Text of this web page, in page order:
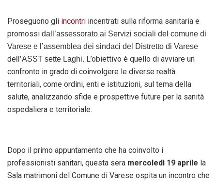
Proseguono gli incontri incentrati sulla riforma sanitaria e
promossi dall’assessorato ai Servizi sociali del comune di
Varese e l’assemblea dei sindaci del Distretto di Varese
dell’ASST sette Laghi. L’obiettivo è quello di avviare un
confronto in grado di coinvolgere le diverse realtà
territoriali, come ordini, enti e istituzioni, sul tema della
salute, analizzando sfide e prospettive future per la sanità
ospedaliera e territoriale.
Dopo il primo appuntamento che ha coinvolto i
professionisti sanitari, questa sera mercoledì 19 aprile la
Sala matrimoni del Comune di Varese ospita un incontro che